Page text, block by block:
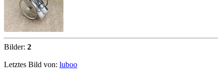
Bilder: 2
Letztes Bild von: luboo